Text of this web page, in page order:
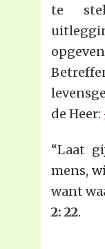
te
de Heer:
“Laat
mens,
want
2: 22.